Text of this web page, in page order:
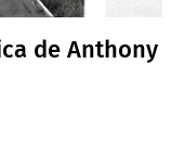
de Anthony